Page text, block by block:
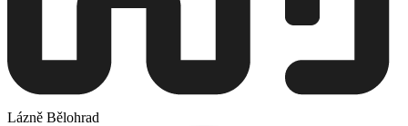
Lázně Bělohrad